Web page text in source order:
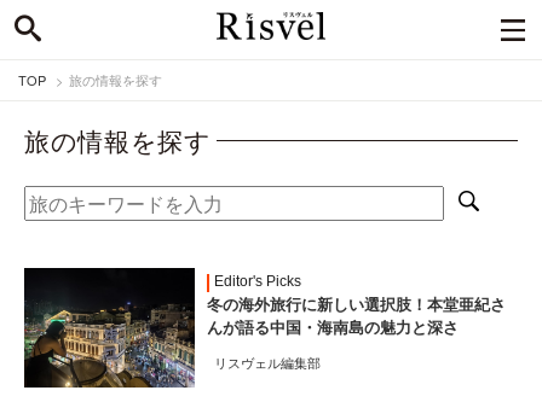
TOP 旅の情報を探す
旅の情報を探す
Editor's Picks
冬の海外旅行に新しい選択肢！本堂亜紀さ
んが語る中国・海南島の魅力と深さ
リスヴェル編集部